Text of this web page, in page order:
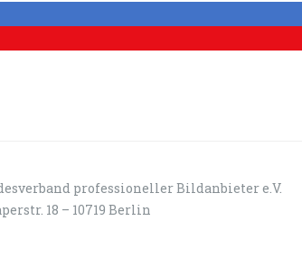
professioneller Bildanbieter e.V.
18 – 10719 Berlin